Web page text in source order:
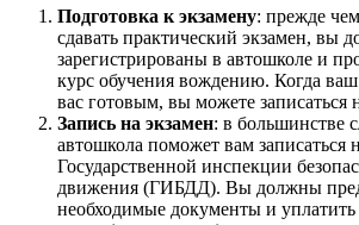
Подготовка к экзамену: прежде
сдавать практический экзамен, вы
зарегистрированы в автошколе и
курс обучения вождению. Когда ваш
вас готовым, вы можете записаться
Запись на экзамен: в большинстве
автошкола поможет вам записаться
Государственной инспекции
движения (ГИБДД). Вы должны
необходимые документы и